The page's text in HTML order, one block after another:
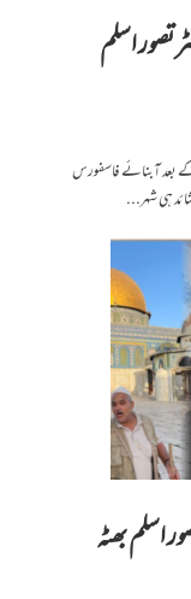
تصور اسلم
کے بعد آبنائے فاسفورس
ہی شہر...
اسلم بھٹہ